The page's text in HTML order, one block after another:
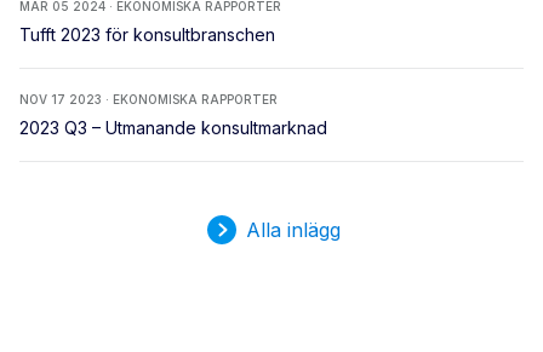
MAR 05 2024 · EKONOMISKA RAPPORTER
Tufft 2023 för konsultbranschen
NOV 17 2023 · EKONOMISKA RAPPORTER
2023 Q3 – Utmanande konsultmarknad
Alla inlägg